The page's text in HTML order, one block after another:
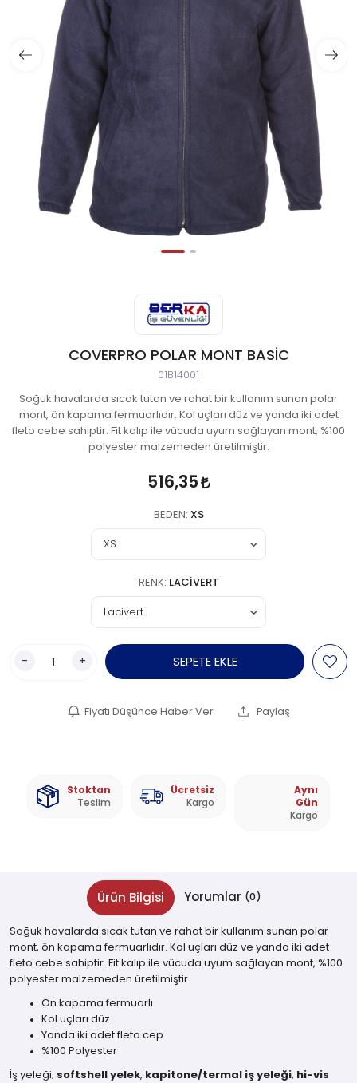
COVERPRO POLAR MONT BASİC
01B14001
Soğuk havalarda sıcak tutan ve rahat bir kullanım sunan polar
mont, ön kapama fermuarlıdır. Kol uçları düz ve yanda iki adet
fleto cebe sahiptir. Fit kalıp ile vücuda uyum sağlayan mont, %100
polyester malzemeden üretilmiştir.
516,35
BEDEN: XS
RENK: LACIVERT
- + SEPETE EKLE
Fiyatı Düşünce Haber Ver Paylaş
Stoktan
Teslim
Ücretsiz
Kargo
Aynı
Gün
Kargo
Ürün Bilgisi Yorumlar (0)
Soğuk havalarda sıcak tutan ve rahat bir kullanım sunan polar
mont, ön kapama fermuarlıdır. Kol uçları düz ve yanda iki adet
fleto cebe sahiptir. Fit kalıp ile vücuda uyum sağlayan mont, %100
polyester malzemeden üretilmiştir.
Ön kapama fermuarlı
Kol uçları düz
Yanda iki adet fleto cep
%100 Polyester
İş yeleği; softshell yelek, kapitone/termal iş yeleği, hi-vis